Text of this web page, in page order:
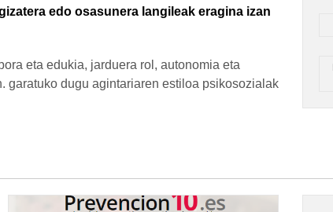
edo osasunera langileak eragina izan
eta edukia, jarduera rol, autonomia eta
garatuko dugu agintariaren estiloa psikosozialak